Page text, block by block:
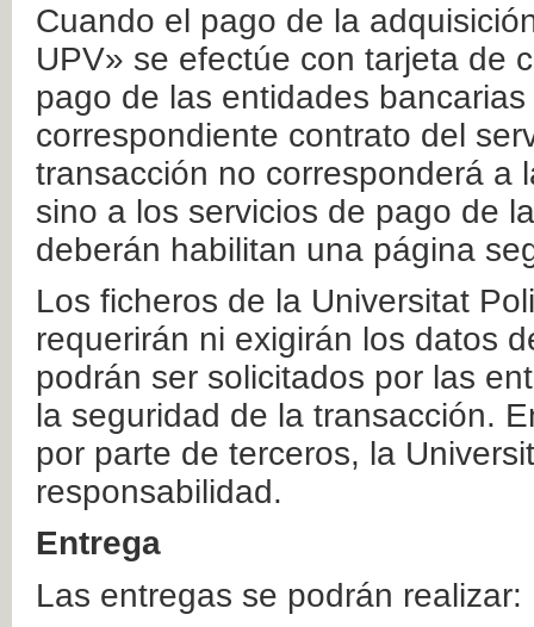
Cuando el pago de la
UPV» se efectúe con tarjeta de
pago de las entidades
correspondiente contrato del
transacción no corresponderá a
sino a los servicios de pago de
deberán habilitan una página
Los ficheros de la Universitat
requerirán ni exigirán los datos
podrán ser solicitados por las
la seguridad de la transacción.
por parte de terceros, la
responsabilidad.
Entrega
Las entregas se podrán realizar: